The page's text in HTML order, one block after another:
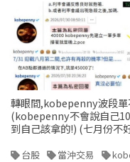
轉眼間,kobepenny波段單
(kobepenny不會說自己
到自己該拿的!) (七月份不
台股 當沖交易